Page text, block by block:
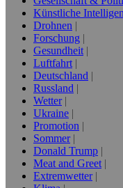
Künstliche
Drohnen
Forschung
Gesundheit
Luftfahrt
Deutschland
Russland
Wetter
Ukraine
Promotion
Sommer
Donald Trump
Meat and Greet
Extremwetter